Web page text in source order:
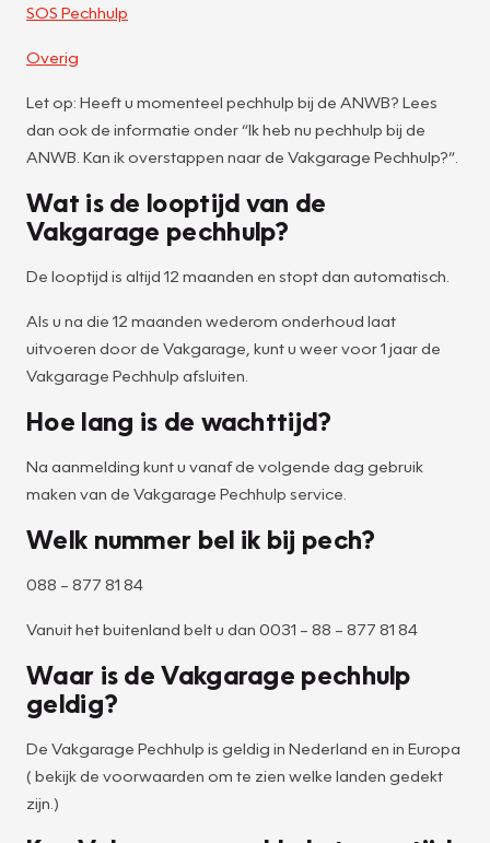
SOS Pechhulp
Overig
Let op: Heeft u momenteel pechhulp bij de ANWB? Lees
dan ook de informatie onder “Ik heb nu pechhulp bij de
ANWB. Kan ik overstappen naar de Vakgarage Pechhulp?”.
Wat is de looptijd van de
Vakgarage pechhulp?
De looptijd is altijd 12 maanden en stopt dan automatisch.
Als u na die 12 maanden wederom onderhoud laat
uitvoeren door de Vakgarage, kunt u weer voor 1 jaar de
Vakgarage Pechhulp afsluiten.
Hoe lang is de wachttijd?
Na aanmelding kunt u vanaf de volgende dag gebruik
maken van de Vakgarage Pechhulp service.
Welk nummer bel ik bij pech?
088 – 877 81 84
Vanuit het buitenland belt u dan 0031 – 88 – 877 81 84
Waar is de Vakgarage pechhulp
geldig?
De Vakgarage Pechhulp is geldig in Nederland en in Europa
( bekijk de voorwaarden om te zien welke landen gedekt
zijn.)